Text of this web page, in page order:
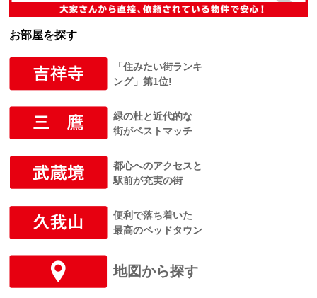
お部屋を探す
「住みたい街ランキ
ング」第1位!
緑の杜と近代的な
街がベストマッチ
都心へのアクセスと
駅前が充実の街
便利で落ち着いた
最高のベッドタウン
地図から探す